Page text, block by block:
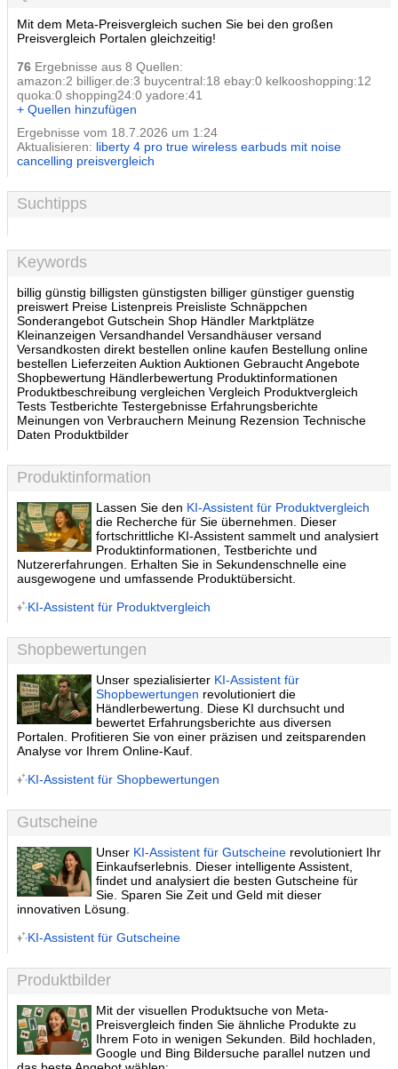
Mit dem Meta-Preisvergleich suchen Sie bei den großen
Preisvergleich Portalen gleichzeitig!
76 Ergebnisse aus 8 Quellen:
amazon:2 billiger.de:3 buycentral:18 ebay:0 kelkooshopping:12
quoka:0 shopping24:0 yadore:41
+ Quellen hinzufügen
Ergebnisse vom 18.7.2026 um 1:24
Aktualisieren: liberty 4 pro true wireless earbuds mit noise
cancelling preisvergleich
Suchtipps
Keywords
billig günstig billigsten günstigsten billiger günstiger guenstig
preiswert Preise Listenpreis Preisliste Schnäppchen
Sonderangebot Gutschein Shop Händler Marktplätze
Kleinanzeigen Versandhandel Versandhäuser versand
Versandkosten direkt bestellen online kaufen Bestellung online
bestellen Lieferzeiten Auktion Auktionen Gebraucht Angebote
Shopbewertung Händlerbewertung Produktinformationen
Produktbeschreibung vergleichen Vergleich Produktvergleich
Tests Testberichte Testergebnisse Erfahrungsberichte
Meinungen von Verbrauchern Meinung Rezension Technische
Daten Produktbilder
Produktinformation
Lassen Sie den KI-Assistent für Produktvergleich
die Recherche für Sie übernehmen. Dieser
fortschrittliche KI-Assistent sammelt und analysiert
Produktinformationen, Testberichte und
Nutzererfahrungen. Erhalten Sie in Sekundenschnelle eine
ausgewogene und umfassende Produktübersicht.
KI-Assistent für Produktvergleich
Shopbewertungen
Unser spezialisierter KI-Assistent für
Shopbewertungen revolutioniert die
Händlerbewertung. Diese KI durchsucht und
bewertet Erfahrungsberichte aus diversen
Portalen. Profitieren Sie von einer präzisen und zeitsparenden
Analyse vor Ihrem Online-Kauf.
KI-Assistent für Shopbewertungen
Gutscheine
Unser KI-Assistent für Gutscheine revolutioniert Ihr
Einkaufserlebnis. Dieser intelligente Assistent,
findet und analysiert die besten Gutscheine für
Sie. Sparen Sie Zeit und Geld mit dieser
innovativen Lösung.
KI-Assistent für Gutscheine
Produktbilder
Mit der visuellen Produktsuche von Meta-
Preisvergleich finden Sie ähnliche Produkte zu
Ihrem Foto in wenigen Sekunden. Bild hochladen,
Google und Bing Bildersuche parallel nutzen und